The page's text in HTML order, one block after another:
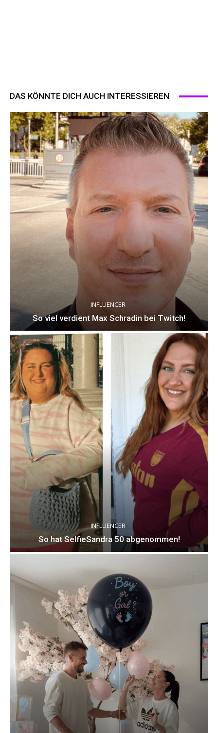
DAS KÖNNTE DICH AUCH INTERESSIEREN
INFLUENCER
So viel verdient Max Schradin bei Twitch!
INFLUENCER
So hat SelfieSandra 50 abgenommen!